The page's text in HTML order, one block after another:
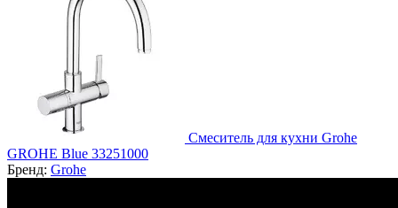
Смеситель для кухни Grohe
GROHE Blue 33251000
Бренд: Grohe